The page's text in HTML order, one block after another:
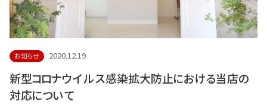
お知らせ 2020.12.19
新型コロナウイルス感染拡大防止における当店の
対応について